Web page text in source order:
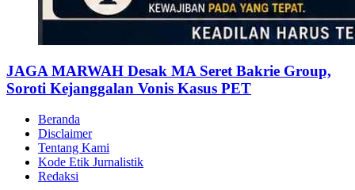
JAGA MARWAH Desak MA Seret Bakrie Group,
Soroti Kejanggalan Vonis Kasus PET
Beranda
Disclaimer
Tentang Kami
Kode Etik Jurnalistik
Redaksi